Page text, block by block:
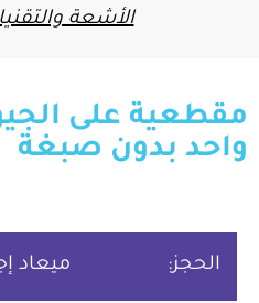
الأشعة
مقطعية على
واحد بدون صبغة
الحجز: ميعاد